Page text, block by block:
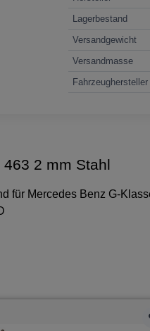
Lagerbestand
Versandgewicht
Versandmasse
Fahrzeughersteller
2 mm Stahl
für Mercedes Benz G-